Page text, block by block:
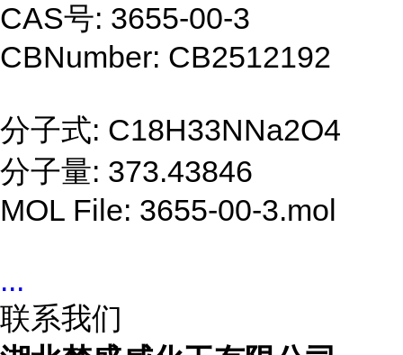
CAS号: 3655-00-3
CBNumber: CB2512192
分子式: C18H33NNa2O4
分子量: 373.43846
MOL File: 3655-00-3.mol
...
联系我们